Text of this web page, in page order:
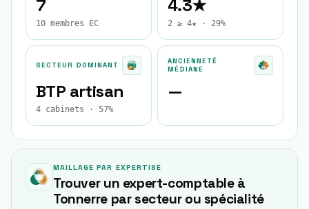
7
10 membres EC
4.3★
2 ≥ 4★ · 29%
SECTEUR DOMINANT
BTP artisan
4 cabinets · 57%
ANCIENNETÉ
MÉDIANE
—
MAILLAGE PAR EXPERTISE
Trouver un expert-comptable à
Tonnerrepar secteur ou spécialité